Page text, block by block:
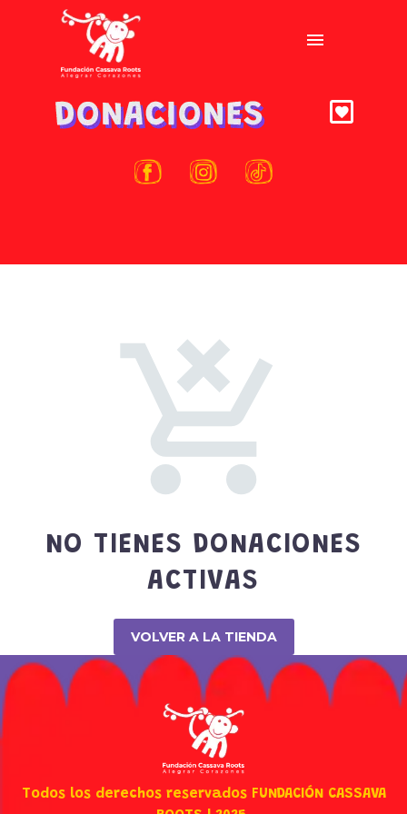
NO TIENES DONACIONES
ACTIVAS
VOLVER A LA TIENDA
Todos los derechos reservados FUNDACIÓN CASSAVA